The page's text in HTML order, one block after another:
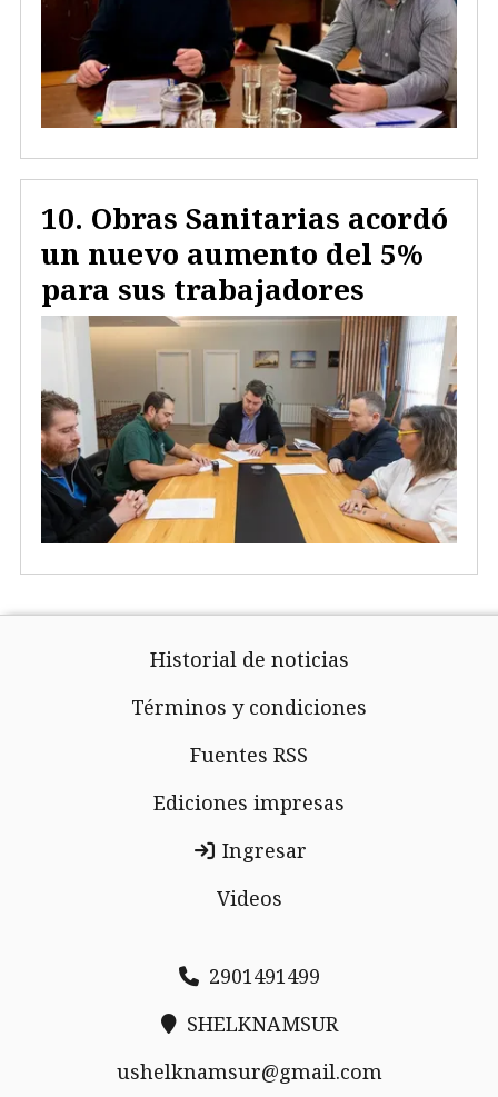
Obras Sanitarias acordó
un nuevo aumento del 5%
para sus trabajadores
Historial de noticias
Términos y condiciones
Fuentes RSS
Ediciones impresas
Ingresar
Videos
2901491499
SHELKNAMSUR
ushelknamsur@gmail.com